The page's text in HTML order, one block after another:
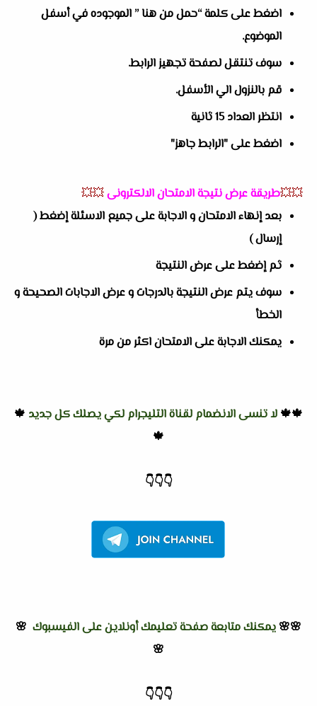
اضغط على كلمة “حمل من هنا ” الموجوده في أسفل
الموضوع.
سوف تنتقل لصفحة تجهيز الرابط.
قم بالنزول الي الأسفل.
انتظر العداد 15 ثانية
اضغط على "الرابط جاهز"
💥💥طريقة عرض نتيجة الامتحان الالكترونى💥💥
بعد إنهاء الامتحان و الاجابة على جميع الاسئلة إضغط (
إرسال )
ثم إضغط على عرض النتيجة
سوف يتم عرض النتيجة بالدرجات و عرض الاجابات الصحيحة و
الخطأ
يمكنك الاجابة على الامتحان اكثر من مرة
🍁🍁 لا تنسى الانضمام لقناة التليجرام لكي يصلك كل جديد 🍁
🍁
👇
👇
👇
🌸🌸 يمكنك متابعة صفحة تعليمك أونلاين على الفيسبوك 🌸
🌸
👇
👇
👇